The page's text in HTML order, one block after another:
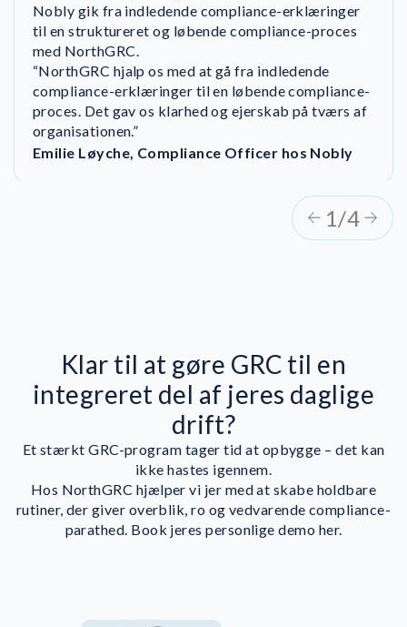
Nobly gik fra indledende compliance-erklæringer
til en struktureret og løbende compliance-proces
med NorthGRC.
“NorthGRC hjalp os med at gå fra indledende
compliance-erklæringer til en løbende compliance-
proces. Det gav os klarhed og ejerskab på tværs af
organisationen.”
Emilie Løyche, Compliance Officer hos Nobly
implementeringen af ISO 27001 og fortsætter med
at støtte os i at drive vores ISMS på en struktureret
og standardoverensstemmende måde. Platformen
hjælper os med at sikre, at vores ISMS-processer er
effektive i den daglige drift, og at vi opretholder
langsigtet overholdelse af standarden.”
1/4
Klar til at gøre GRC til en
integreret del af jeres daglige
drift?
Et stærkt GRC-program tager tid at opbygge – det kan
ikke hastes igennem.
Hos NorthGRC hjælper vi jer med at skabe holdbare
rutiner, der giver overblik, ro og vedvarende compliance-
parathed. Book jeres personlige demo her.